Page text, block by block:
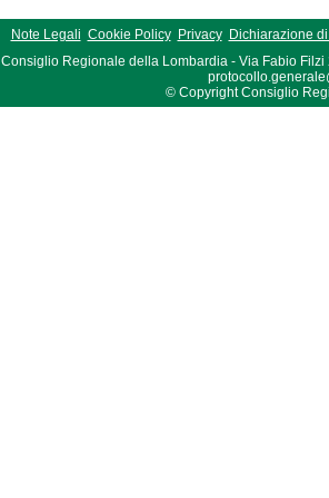
Note Legali Cookie Policy Privacy
Dichiarazione
Consiglio Regionale della Lombardia - Via Fabio Filzi
© Copyright Consiglio